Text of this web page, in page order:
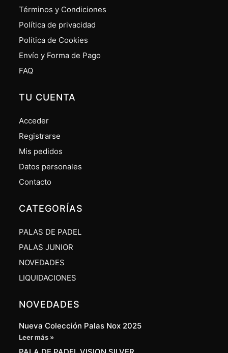
Términos y Condiciones
Política de privacidad
Política de Cookies
Envío y Forma de Pago
FAQ
TU CUENTA
Acceder
Registrarse
Mis pedidos
Datos personales
Contacto
CATEGORÍAS
PALAS DE PADEL
PALAS JUNIOR
NOVEDADES
LIQUIDACIONES
NOVEDADES
Nueva Colección Palas Nox 2025
Leer más »